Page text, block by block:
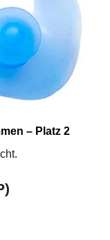
– Platz 2